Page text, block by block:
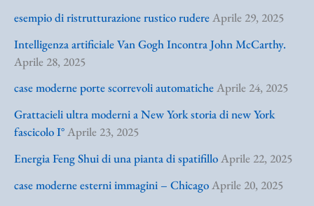
esempio di ristrutturazione rustico rudereAprile 29, 2025
Intelligenza artificiale Van Gogh Incontra John McCarthy.
Aprile 28, 2025
case moderne porte scorrevoli automaticheAprile 24, 2025
Grattacieli ultra moderni a New York storia di new York
fascicolo I°Aprile 23, 2025
Energia Feng Shui di una pianta di spatifilloAprile 22, 2025
case moderne esterni immagini – ChicagoAprile 20, 2025